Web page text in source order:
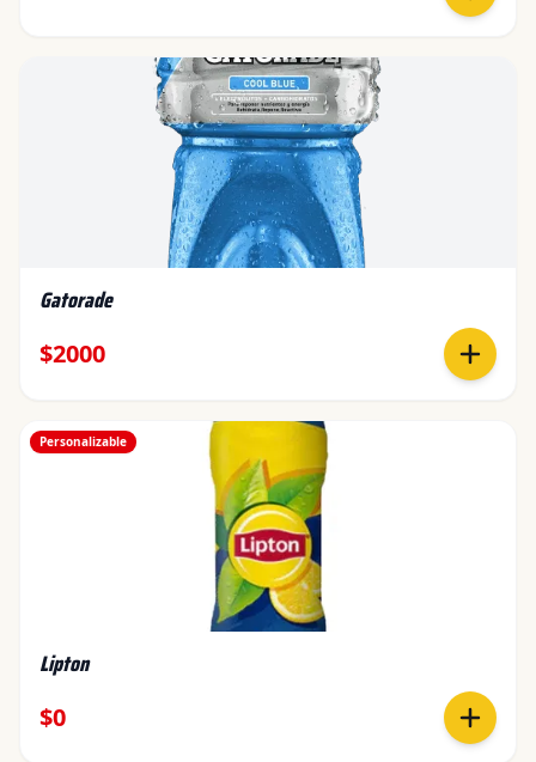
Gatorade
$2000
Personalizable
Lipton
$0